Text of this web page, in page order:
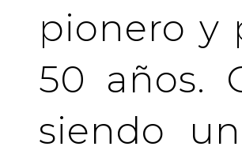
pionero y
50 años.
siendo